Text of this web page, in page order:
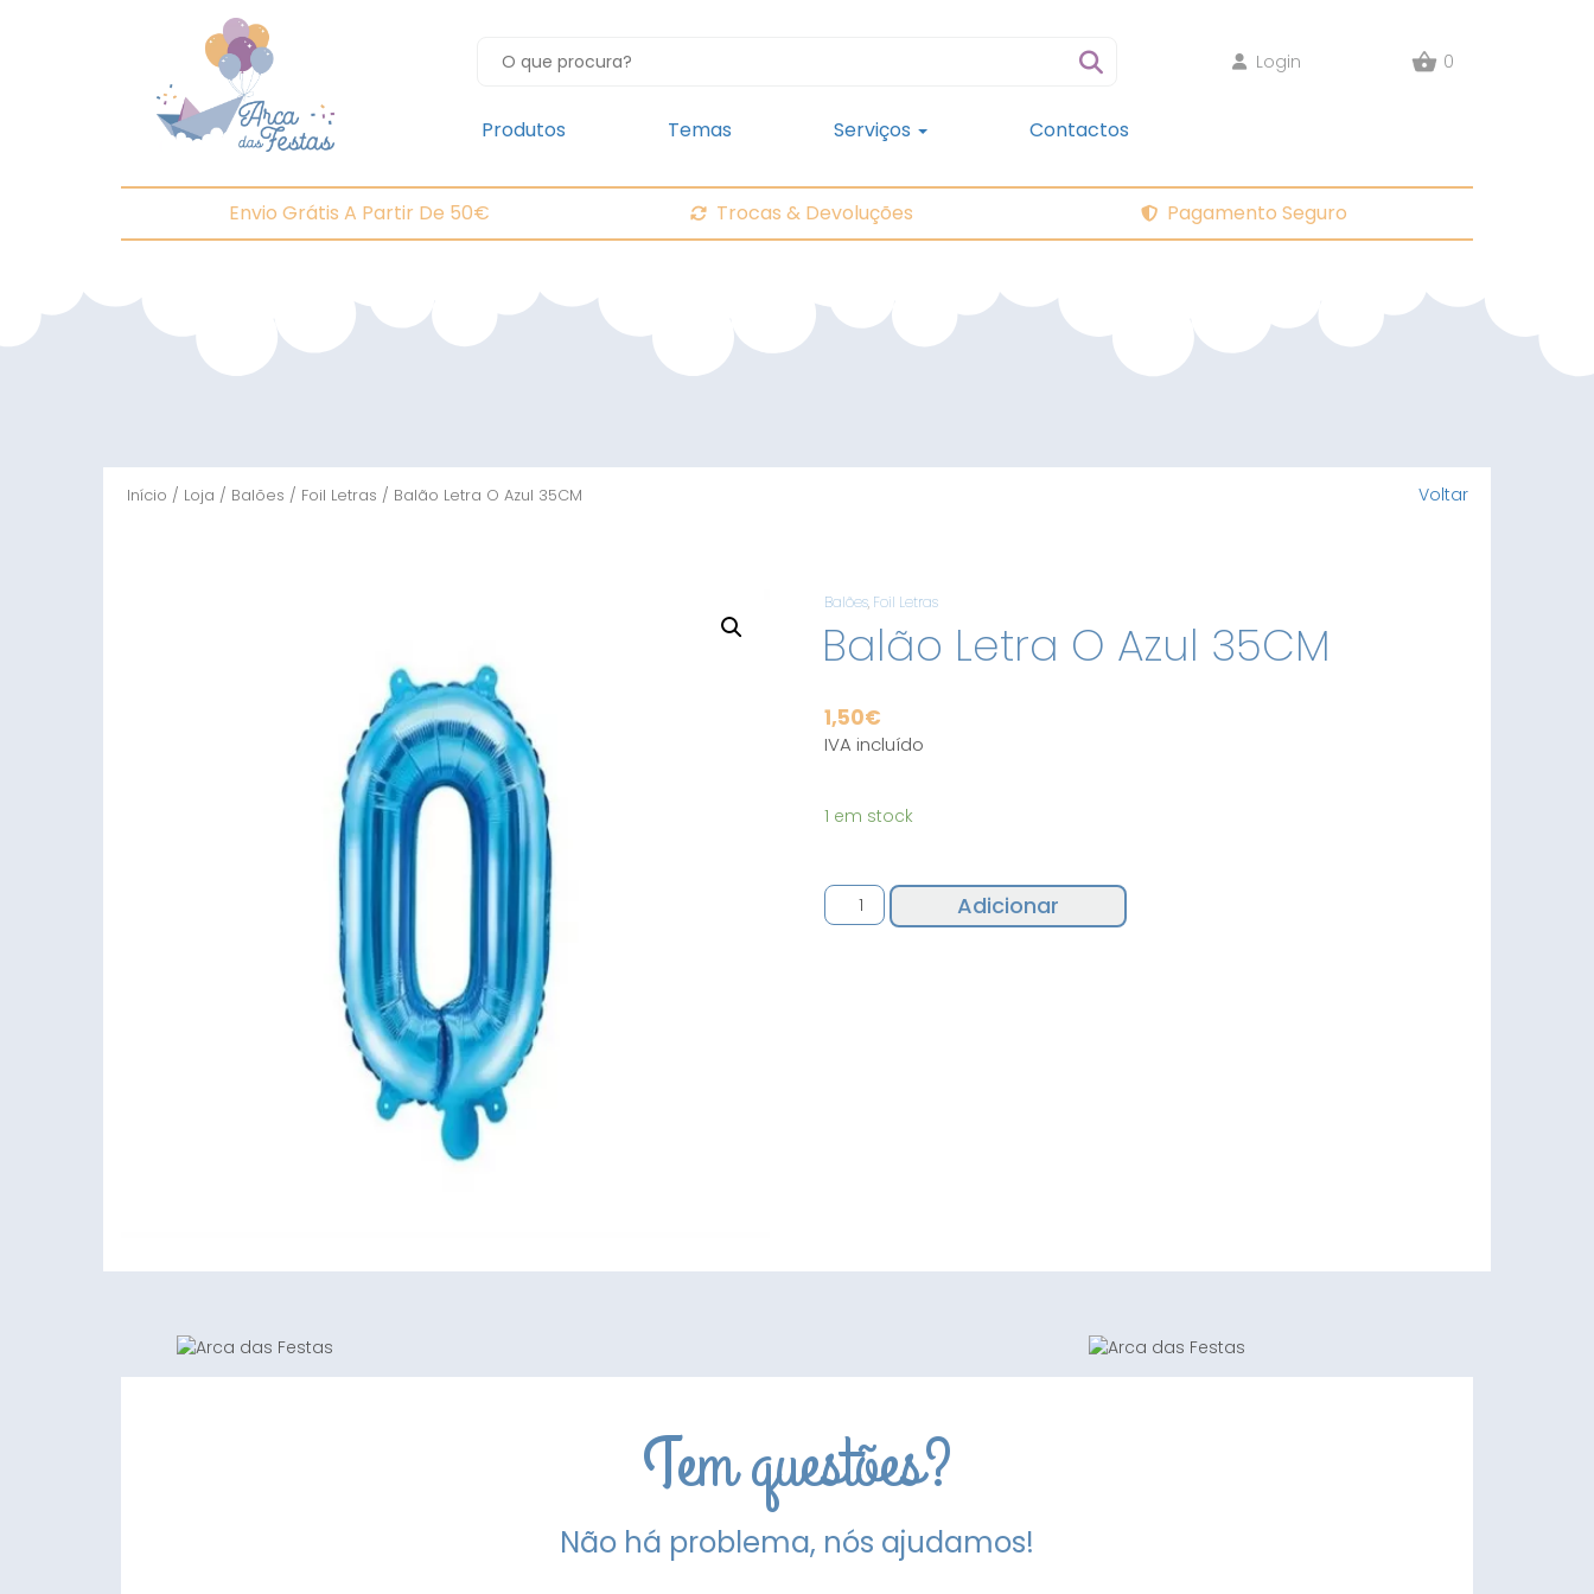
Login 0
Produtos Temas Serviços Contactos
Envio Grátis A Partir De 50€ Trocas & Devoluções Pagamento Seguro
Início / Loja / Balões / Foil Letras / Balão Letra O Azul 35CM Voltar
Balões, Foil Letras
Balão Letra O Azul 35CM
1,50€
IVA incluído
1 em stock
Quantidade
de
Adicionar
Tem questões?
Não há problema, nós ajudamos!